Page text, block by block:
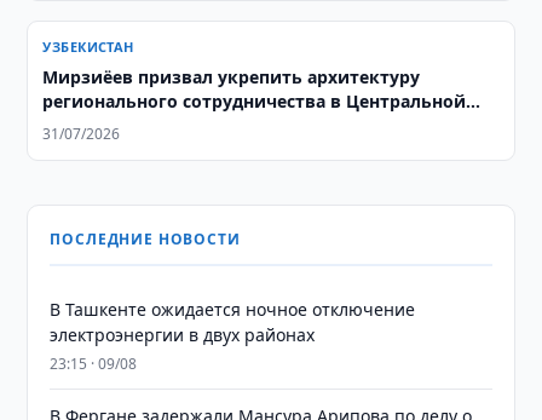
УЗБЕКИСТАН
Мирзиёев призвал укрепить архитектуру
регионального сотрудничества в Центральной
Азии
31/07/2026
ПОСЛЕДНИЕ НОВОСТИ
В Ташкенте ожидается ночное отключение
электроэнергии в двух районах
23:15 · 09/08